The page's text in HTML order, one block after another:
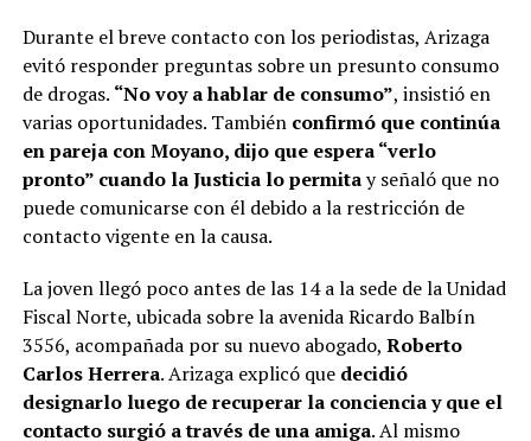
Durante el breve contacto con los periodistas, Arizaga
evitó responder preguntas sobre un presunto consumo
de drogas. “No voy a hablar de consumo”, insistió en
varias oportunidades. También confirmó que continúa
en pareja con Moyano, dijo que espera “verlo
pronto” cuando la Justicia lo permitay señaló que no
puede comunicarse con él debido a la restricción de
contacto vigente en la causa.
La joven llegó poco antes de las 14 a la sede de la Unidad
Fiscal Norte, ubicada sobre la avenida Ricardo Balbín
3556, acompañada por su nuevo abogado, Roberto
Carlos Herrera. Arizaga explicó que decidió
designarlo luego de recuperar la conciencia y que el
contacto surgió a través de una amiga. Al mismo